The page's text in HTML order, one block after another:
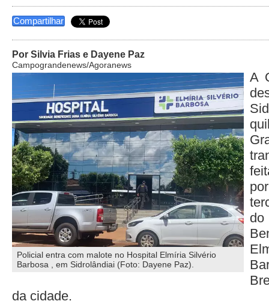
Compartilhar
Por Silvia Frias e Dayene Paz
Campograndenews/Agoranews
Policial entra com malote no Hospital Elmíria Silvério
Barbosa , em Sidrolândiai (Foto: Dayene Paz).
A
da cidade.